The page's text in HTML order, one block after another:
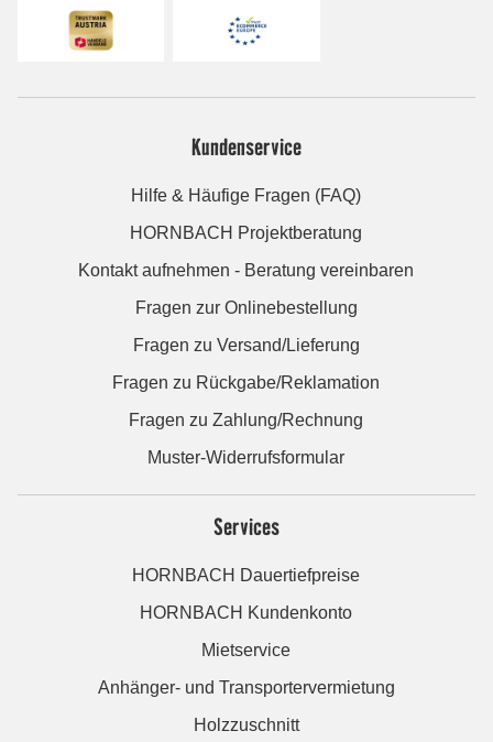
Kundenservice
Hilfe & Häufige Fragen (FAQ)
HORNBACH Projektberatung
Kontakt aufnehmen - Beratung vereinbaren
Fragen zur Onlinebestellung
Fragen zu Versand/Lieferung
Fragen zu Rückgabe/Reklamation
Fragen zu Zahlung/Rechnung
Muster-Widerrufsformular
Services
HORNBACH Dauertiefpreise
HORNBACH Kundenkonto
Mietservice
Anhänger- und Transportervermietung
Holzzuschnitt